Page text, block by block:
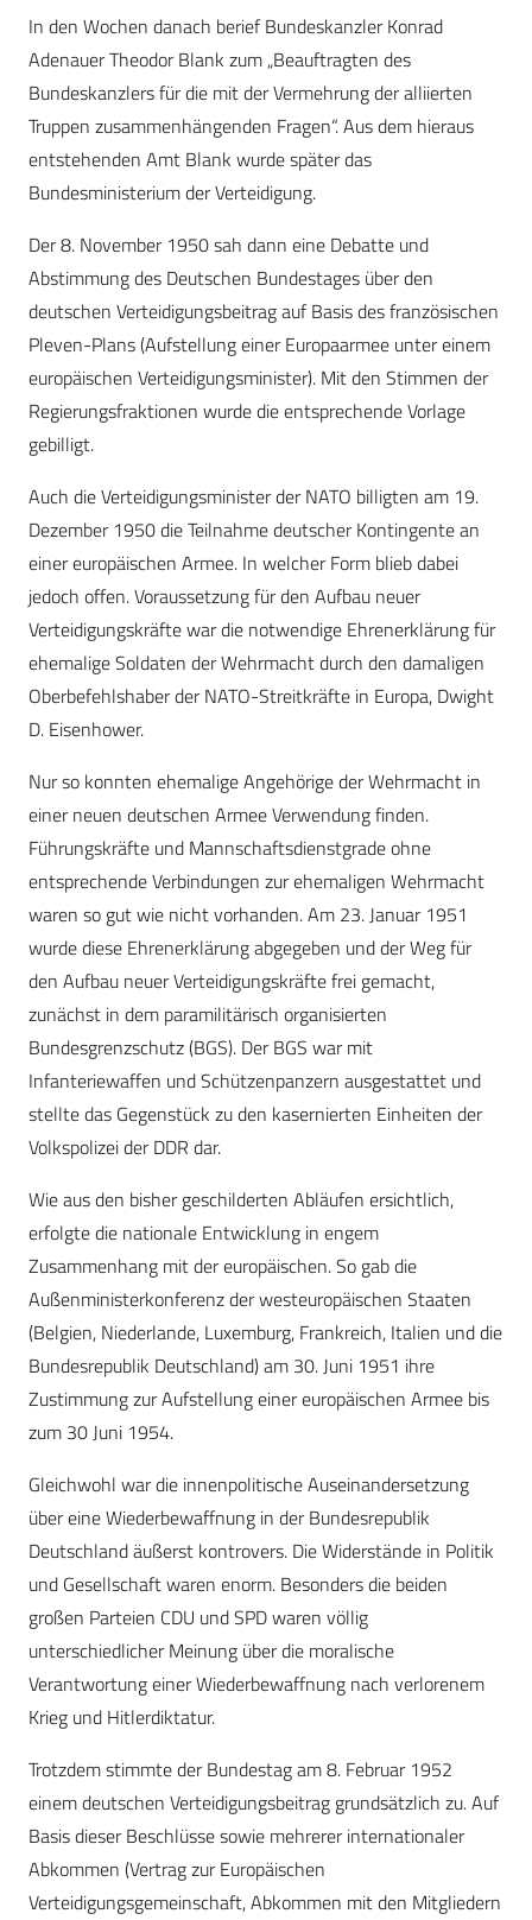
In den Wochen danach berief Bundeskanzler Konrad
Adenauer Theodor Blank zum „Beauftragten des
Bundeskanzlers für die mit der Vermehrung der alliierten
Truppen zusammenhängenden Fragen“. Aus dem hieraus
entstehenden Amt Blank wurde später das
Bundesministerium der Verteidigung.
Der 8. November 1950 sah dann eine Debatte und
Abstimmung des Deutschen Bundestages über den
deutschen Verteidigungsbeitrag auf Basis des französischen
Pleven-Plans (Aufstellung einer Europaarmee unter einem
europäischen Verteidigungsminister). Mit den Stimmen der
Regierungsfraktionen wurde die entsprechende Vorlage
gebilligt.
Auch die Verteidigungsminister der NATO billigten am 19.
Dezember 1950 die Teilnahme deutscher Kontingente an
einer europäischen Armee. In welcher Form blieb dabei
jedoch offen. Voraussetzung für den Aufbau neuer
Verteidigungskräfte war die notwendige Ehrenerklärung für
ehemalige Soldaten der Wehrmacht durch den damaligen
Oberbefehlshaber der NATO-Streitkräfte in Europa, Dwight
D. Eisenhower.
Nur so konnten ehemalige Angehörige der Wehrmacht in
einer neuen deutschen Armee Verwendung finden.
Führungskräfte und Mannschaftsdienstgrade ohne
entsprechende Verbindungen zur ehemaligen Wehrmacht
waren so gut wie nicht vorhanden. Am 23. Januar 1951
wurde diese Ehrenerklärung abgegeben und der Weg für
den Aufbau neuer Verteidigungskräfte frei gemacht,
zunächst in dem paramilitärisch organisierten
Bundesgrenzschutz (BGS). Der BGS war mit
Infanteriewaffen und Schützenpanzern ausgestattet und
stellte das Gegenstück zu den kasernierten Einheiten der
Volkspolizei der DDR dar.
Wie aus den bisher geschilderten Abläufen ersichtlich,
erfolgte die nationale Entwicklung in engem
Zusammenhang mit der europäischen. So gab die
Außenministerkonferenz der westeuropäischen Staaten
(Belgien, Niederlande, Luxemburg, Frankreich, Italien und die
Bundesrepublik Deutschland) am 30. Juni 1951 ihre
Zustimmung zur Aufstellung einer europäischen Armee bis
zum 30 Juni 1954.
Gleichwohl war die innenpolitische Auseinandersetzung
über eine Wiederbewaffnung in der Bundesrepublik
Deutschland äußerst kontrovers. Die Widerstände in Politik
und Gesellschaft waren enorm. Besonders die beiden
großen Parteien CDU und SPD waren völlig
unterschiedlicher Meinung über die moralische
Verantwortung einer Wiederbewaffnung nach verlorenem
Krieg und Hitlerdiktatur.
Trotzdem stimmte der Bundestag am 8. Februar 1952
einem deutschen Verteidigungsbeitrag grundsätzlich zu. Auf
Basis dieser Beschlüsse sowie mehrerer internationaler
Abkommen (Vertrag zur Europäischen
Verteidigungsgemeinschaft, Abkommen mit den Mitgliedern